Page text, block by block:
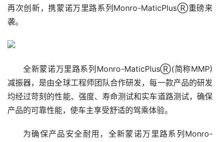
再次创新，携蒙诺万里路系列Monro-MaticPlusⓇ重磅来
袭。
全新蒙诺万里路系列Monro-MaticPlusⓇ(简称MMP)
减振器，是由全球工程师团队合作研发，每一款产品的研发
均经过苛刻的性能、强度、寿命测试和实车道路测试，确保
产品的可靠性能，使车主享受舒适的驾乘体验。
为确保产品安全耐用，全新蒙诺万里路系列Monro-